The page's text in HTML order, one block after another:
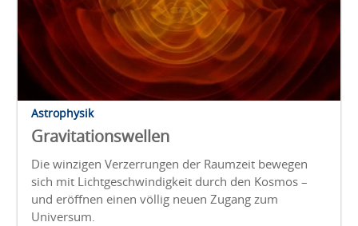
Astrophysik
Gravitationswellen
Die winzigen Verzerrungen der Raumzeit bewegen
sich mit Lichtgeschwindigkeit durch den Kosmos –
und eröffnen einen völlig neuen Zugang zum
Universum.